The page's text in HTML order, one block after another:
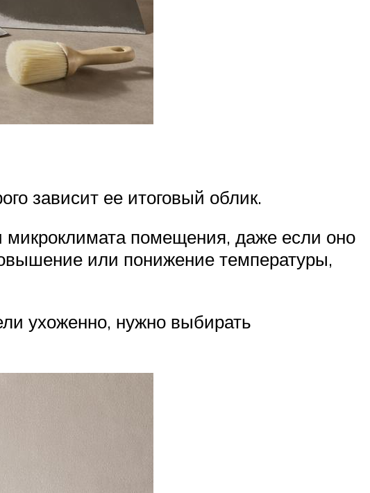
зависит ее итоговый облик.
микроклимата помещения, даже если оно
или понижение температуры,
ухоженно, нужно выбирать